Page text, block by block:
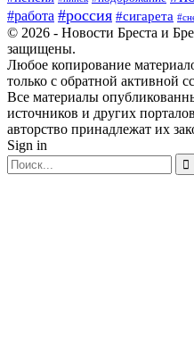
#работа #россия #сигарета
© 2026 - Новости Бреста и
защищены.
Любое копирование
только с обратной активной
Все материалы
источников и других
авторство принадлежат их
Sign in